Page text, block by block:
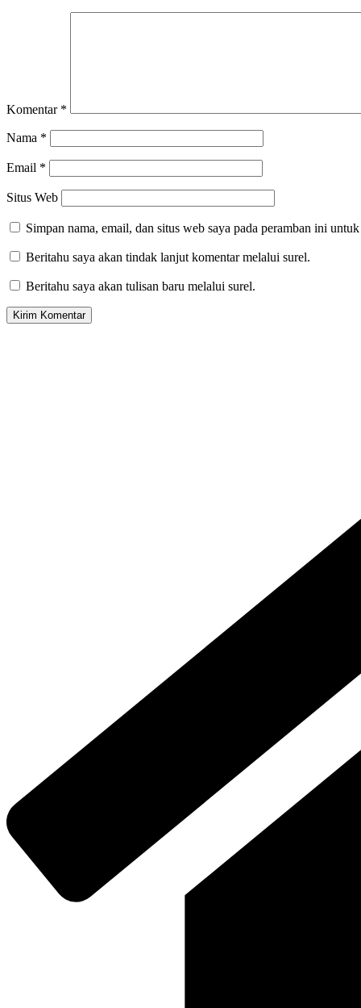
Komentar *
Nama *
Email *
Situs Web
Simpan nama, email, dan situs web saya pada peramban ini
Beritahu saya akan tindak lanjut komentar melalui surel.
Beritahu saya akan tulisan baru melalui surel.